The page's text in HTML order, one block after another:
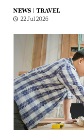
NEWS |
TRAVEL
22 Jul 2026